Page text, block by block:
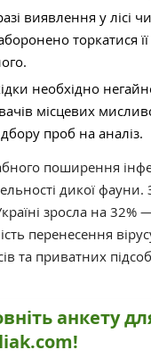
виявлення у лісі
торкатися її
необхідно
місцевих
проб на аналіз.
поширення
дикої фауни.
зросла на 32%
перенесення
та приватних
анкету